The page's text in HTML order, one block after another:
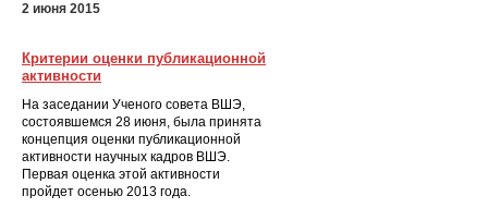
2 июня 2015
Критерии оценки публикационной
активности
На заседании Ученого совета ВШЭ,
состоявшемся 28 июня, была принята
концепция оценки публикационной
активности научных кадров ВШЭ.
Первая оценка этой активности
пройдет осенью 2013 года.